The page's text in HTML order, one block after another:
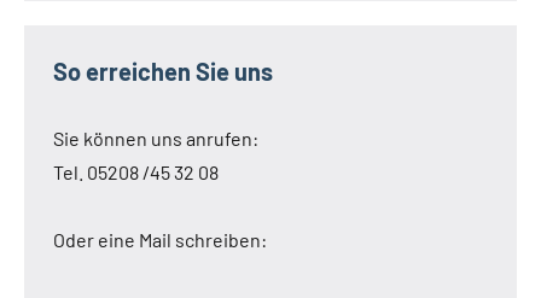
So erreichen Sie uns
Sie können uns anrufen:
Tel. 05208 /45 32 08
Oder eine Mail schreiben: